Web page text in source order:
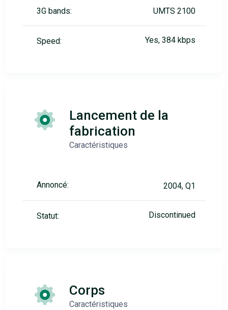
3G bands: UMTS 2100
Speed: Yes, 384 kbps
Lancement de la
fabrication
Caractéristiques
Annoncé: 2004, Q1
Statut: Discontinued
Corps
Caractéristiques